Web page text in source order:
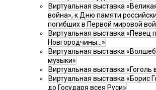
Виртуальная выставка
война», к Дню памяти
погибших в Первой мировой
Виртуальная выставка «Певец
Новгородчины…»
Виртуальная выставка
музыки»
Виртуальная выставка «Гоголь
Виртуальная выставка «Борис
до Государя всея Руси»